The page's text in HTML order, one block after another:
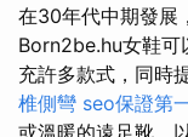
在30年代中期發展
Born2be.hu女鞋可
充許多款式，同時
椎側彎 seo保證第
或溫暖的遠足靴，